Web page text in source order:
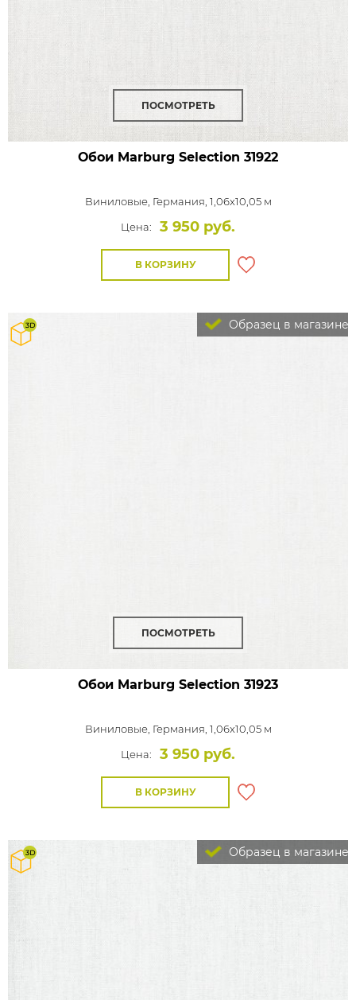
ПОСМОТРЕТЬ
Обои Marburg Selection 31922
Виниловые, Германия, 1,06x10,05 м
Цена:
3 950 руб.
В КОРЗИНУ
Образец в магазине
ПОСМОТРЕТЬ
Обои Marburg Selection 31923
Виниловые, Германия, 1,06x10,05 м
Цена:
3 950 руб.
В КОРЗИНУ
Образец в магазине